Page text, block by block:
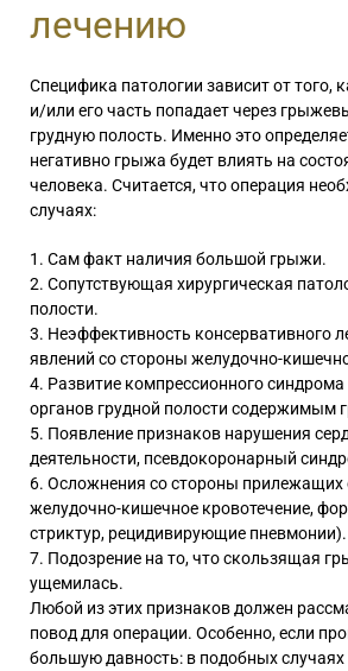
лечению
Специфика патологии зависит от того,
и/или его часть попадает через
грудную полость. Именно это
негативно грыжа будет влиять на
человека. Считается, что операция
случаях:
Сам факт наличия большой грыжи.
Сопутствующая хирургическая
полости.
Неэффективность консервативного
явлений со стороны желудочно-
Развитие компрессионного
органов грудной полости содержимым
Появление признаков нарушения
деятельности, псевдокоронарный
Осложнения со стороны прилежащих
желудочно-кишечное кровотечение,
стриктур, рецидивирующие пневмонии).
Подозрение на то, что скользящая
ущемилась.
Любой из этих признаков должен
повод для операции. Особенно, если
большую давность: в подобных случаях